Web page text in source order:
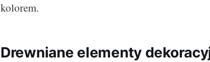
kolorem.
Drewniane elementy